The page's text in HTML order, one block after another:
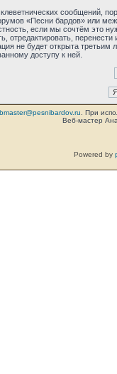
сообщений,
«Песни бардов» или
если мы сочтём это
не будет открыта
доступу к ней.
. При
Веб-мастер
Powered by